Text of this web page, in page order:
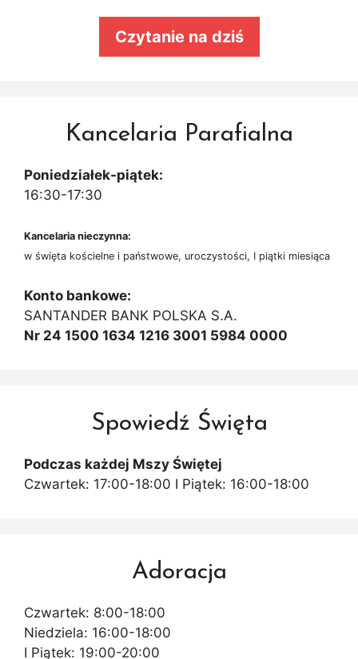
Czytanie na dziś
Kancelaria Parafialna
Poniedziałek-piątek:
16:30-17:30
Kancelaria nieczynna:
w święta kościelne i państwowe, uroczystości, I piątki miesiąca
Konto bankowe:
SANTANDER BANK POLSKA S.A.
Nr 24 1500 1634 1216 3001 5984 0000
Spowiedź Święta
Podczas każdej Mszy Świętej
Czwartek: 17:00-18:00 I Piątek: 16:00-18:00
Adoracja
Czwartek: 8:00-18:00
Niedziela: 16:00-18:00
I Piątek: 19:00-20:00